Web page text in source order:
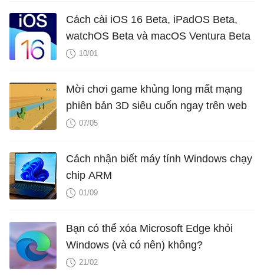
Cách cài iOS 16 Beta, iPadOS Beta,
watchOS Beta và macOS Ventura Beta
10/01
Mời chơi game khủng long mất mạng
phiên bản 3D siêu cuốn ngay trên web
07/05
Cách nhận biết máy tính Windows chạy
chip ARM
01/09
Bạn có thể xóa Microsoft Edge khỏi
Windows (và có nên) không?
21/02